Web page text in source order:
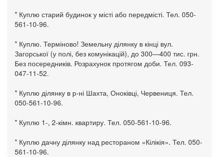
* Куплю старий будинок у місті або передмісті. Тел. 050-
561-10-96.
* Куплю. Терміново! Земельну ділянку в кінці вул.
Загорської (у полі, без комунікацій), до 300—400 тис. грн.
Без посередників. Розрахунок протягом доби. Тел. 093-
047-11-52.
* Куплю ділянку в р-ні Шахта, Оноківці, Червениця. Тел.
050-561-10-96.
* Куплю 1-, 2-кімн. квартиру. Тел. 050-561-10-96.
* Куплю дачну ділянку над рестораном «Кілікія». Тел. 050-
561-10-96.